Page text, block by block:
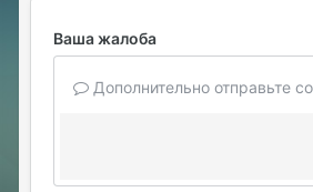
Ваша жалоба
Дополнительно отправьте